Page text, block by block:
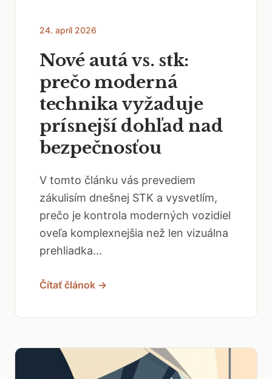
24. apríl 2026
Nové autá vs. stk:
prečo moderná
technika vyžaduje
prísnejší dohľad nad
bezpečnosťou
V tomto článku vás prevediem
zákulisím dnešnej STK a vysvetlím,
prečo je kontrola moderných vozidiel
oveľa komplexnejšia než len vizuálna
prehliadka...
Čítať článok →